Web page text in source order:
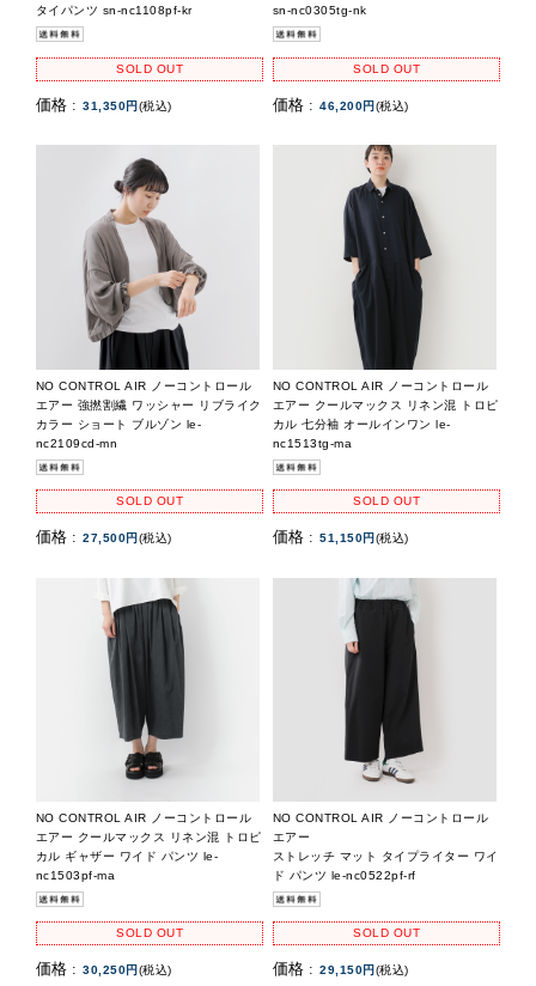
タイパンツ sn-nc1108pf-kr
SOLD OUT
価格 : 31,350円(税込)
sn-nc0305tg-nk
SOLD OUT
価格 : 46,200円(税込)
NO CONTROL AIR ノーコントロール
エアー 強撚割繊 ワッシャー リブライク
カラー ショート ブルゾン le-
nc2109cd-mn
SOLD OUT
価格 : 27,500円(税込)
NO CONTROL AIR ノーコントロール
エアー クールマックス リネン混 トロピ
カル 七分袖 オールインワン le-
nc1513tg-ma
SOLD OUT
価格 : 51,150円(税込)
NO CONTROL AIR ノーコントロール
エアー クールマックス リネン混 トロピ
カル ギャザー ワイド パンツ le-
nc1503pf-ma
SOLD OUT
価格 : 30,250円 (税込)
NO CONTROL AIR ノーコントロール
エアー
ストレッチ マット タイプライター ワイ
ド パンツ le-nc0522pf-rf
SOLD OUT
価格 : 29,150円 (税込)